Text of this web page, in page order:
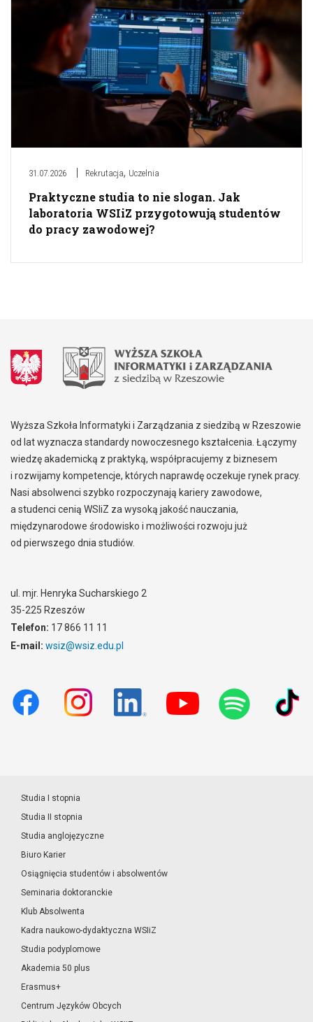
31.07.2026 Rekrutacja, Uczelnia
Praktyczne studia to nie slogan. Jak
laboratoria WSIiZ przygotowują studentów
do pracy zawodowej?
Wyższa Szkoła Informatyki i Zarządzania z siedzibą w Rzeszowie
od lat wyznacza standardy nowoczesnego kształcenia. Łączymy
wiedzę akademicką z praktyką, współpracujemy z biznesem
i rozwijamy kompetencje, których naprawdę oczekuje rynek pracy.
Nasi absolwenci szybko rozpoczynają kariery zawodowe,
a studenci cenią WSIiZ za wysoką jakość nauczania,
międzynarodowe środowisko i możliwości rozwoju już
od pierwszego dnia studiów.
ul. mjr. Henryka Sucharskiego 2
35-225 Rzeszów
Telefon: 17 866 11 11
E-mail: wsiz@wsiz.edu.pl
Studia I stopnia
Studia II stopnia
Studia anglojęzyczne
Biuro Karier
Osiągnięcia studentów i absolwentów
Seminaria doktoranckie
Klub Absolwenta
Kadra naukowo-dydaktyczna WSIiZ
Studia podyplomowe
Akademia 50 plus
Erasmus+
Centrum Języków Obcych